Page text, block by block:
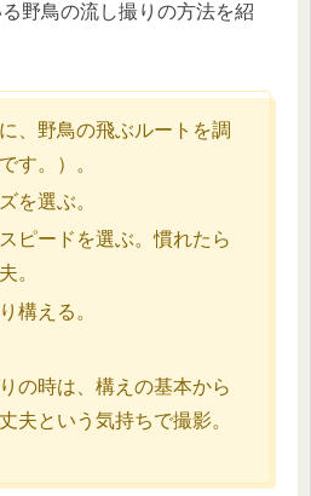
野鳥の流し撮りの方法を紹
、野鳥の飛ぶルートを調
す。）。
を選ぶ。
ピードを選ぶ。慣れたら
。
構える。
の時は、構えの基本から
夫という気持ちで撮影。